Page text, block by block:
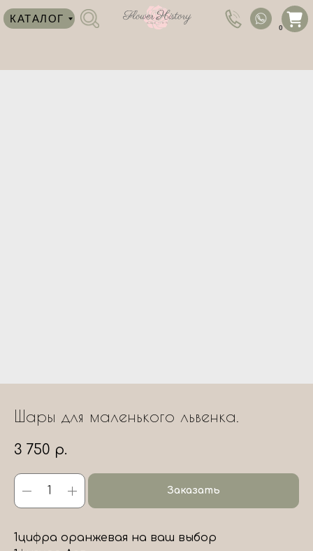
КАТАЛОГ
0
Шары для маленького львенка.
3 750 р.
Заказать
1цифра оранжевая на ваш выбор